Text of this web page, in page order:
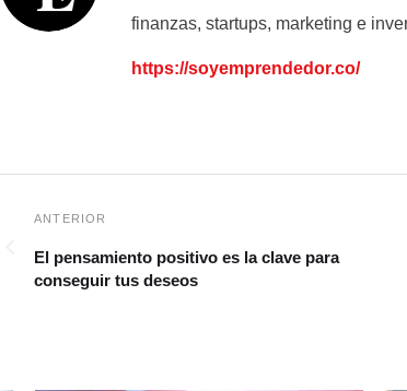
finanzas, startups, marketing e
https://soyemprendedor.co/
El pensamiento positivo es la clave para
conseguir tus deseos